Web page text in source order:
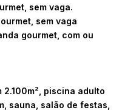
sem vaga.
sem vaga
gourmet, com ou
piscina adulto
sauna, salão de festas,